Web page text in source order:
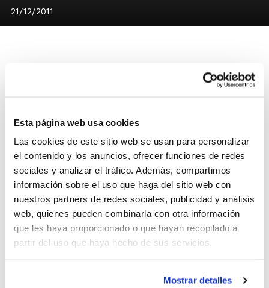
Esta página web usa cookies
Las cookies de este sitio web se usan para personalizar
el contenido y los anuncios, ofrecer funciones de redes
sociales y analizar el tráfico. Además, compartimos
información sobre el uso que haga del sitio web con
nuestros partners de redes sociales, publicidad y análisis
web, quienes pueden combinarla con otra información
que les haya proporcionado o que hayan recopilado a
partir del uso que haya hecho de sus servicios.
Mostrar detalles
21/12/2011
La Selección Cadete de la Comunidad Valenciana ha
concentración con entrenamientos de mañana y tarde
Amics del Bàsquet en categoría masculina y N.B.F.
Castelló en femenina. Se trata de otro paso más en la
preparación del Campeonato de España de
Selecciones Autonómicas. Pero quizá el más
importante de ellos llegará los días27 y 28 de
diciembre. Será cuando se celebre en Burrianael
Torneo de Selecciones Autonómicas Cadete ante los